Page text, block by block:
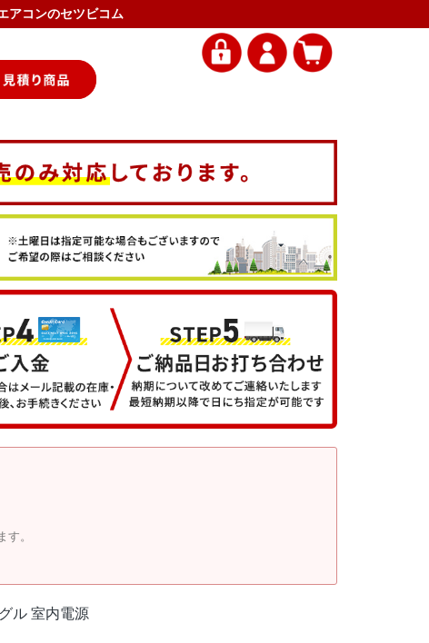
アコンのセツビコム
。
ル 室内電源